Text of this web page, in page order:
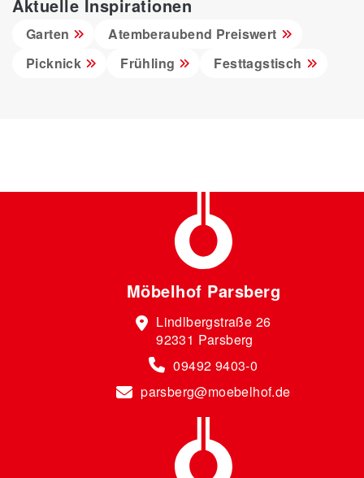
Aktuelle Inspirationen
Garten
Atemberaubend Preiswert
Picknick
Frühling Festtagstisch
Möbelhof Parsberg
Lindlbergstraße 26
92331 Parsberg
09492 9403-0
parsberg@moebelhof.de